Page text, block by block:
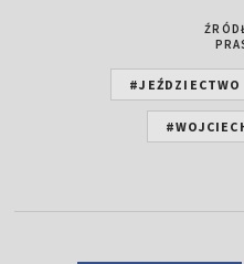
#JEŹDZIECTWO